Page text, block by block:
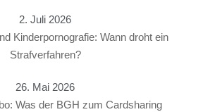
2. Juli 2026
Kinderpornografie: Wann droht ein
Strafverfahren?
26. Mai 2026
Was der BGH zum Cardsharing